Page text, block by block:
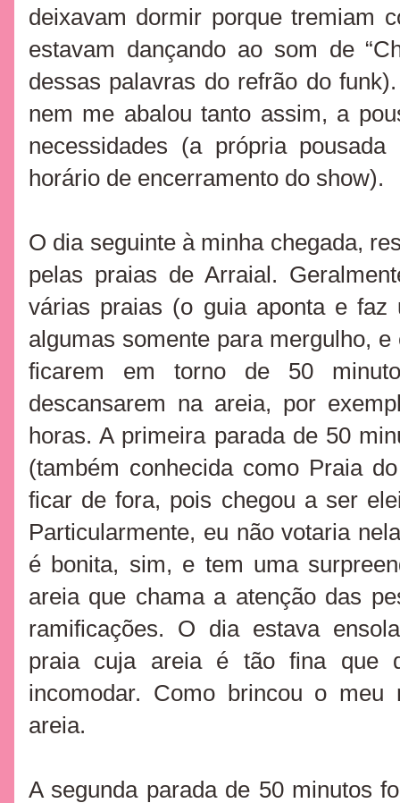
deixavam dormir porque tremiam
estavam dançando ao som de
dessas palavras do refrão do
nem me abalou tanto assim, a
necessidades (a própria
horário de encerramento do show).
O dia seguinte à minha chegada,
pelas praias de Arraial.
várias praias (o guia aponta e
algumas somente para mergulho,
ficarem em torno de 50
descansarem na areia, por
horas. A primeira parada de 50
(também conhecida como Praia
ficar de fora, pois chegou a ser
Particularmente, eu não votaria
é bonita, sim, e tem uma
areia que chama a atenção das
ramificações. O dia estava
praia cuja areia é tão fina que
incomodar. Como brincou o
areia.
A segunda parada de 50 minutos